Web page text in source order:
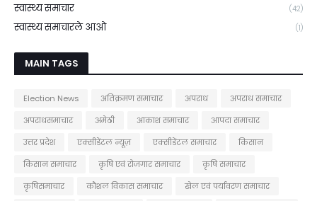
स्वास्थ्य समाचार (42)
स्वास्थ्य समाचारले आओ (1)
MAIN TAGS
Election News अतिक्रमण समाचार अपराध
अपराध समाचार
अपराधसमाचार
अमेठी आकाश समाचार
आपदा समाचार
उत्तर प्रदेश
एक्सीडेंटल न्यूज़ एक्सीडेंटल समाचार
किसान
किसान समाचार
कृषि एवं रोजगार समाचार
कृषि समाचार
कृषिसमाचार
कौशल विकास समाचार
खेल एवं पर्यावरण समाचार